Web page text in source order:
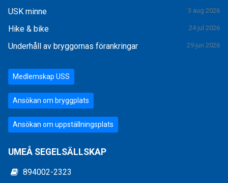
USK minne 3 aug 2026
Hike & bike 24 jul 2026
Underhåll av bryggornas förankringar 29 jun 2026
Medlemskap USS
Ansökan om bryggplats
Ansökan om uppställningsplats
UMEÅ SEGELSÄLLSKAP
894002-2323